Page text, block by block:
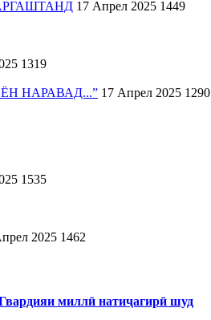
17 Апрел 2025 1449
1319
НАРАВАД...” 17 Апрел 2025 1290
1535
2025 1462
миллӣ натиҷагирӣ шуд